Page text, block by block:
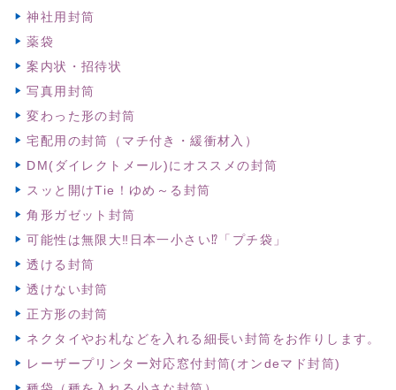
神社用封筒
薬袋
案内状・招待状
写真用封筒
変わった形の封筒
宅配用の封筒（マチ付き・緩衝材入）
DM(ダイレクトメール)にオススメの封筒
スッと開けTie！ゆめ～る封筒
角形ガゼット封筒
可能性は無限大‼日本一小さい⁉「プチ袋」
透ける封筒
透けない封筒
正方形の封筒
ネクタイやお札などを入れる細長い封筒をお作りします。
レーザープリンター対応窓付封筒(オンdeマド封筒)